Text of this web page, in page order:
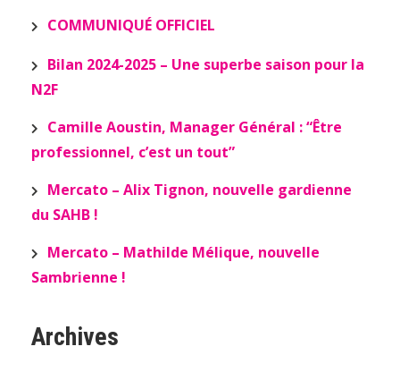
COMMUNIQUÉ OFFICIEL
Bilan 2024-2025 – Une superbe saison pour la
N2F
Camille Aoustin, Manager Général : “Être
professionnel, c’est un tout”
Mercato – Alix Tignon, nouvelle gardienne
du SAHB !
Mercato – Mathilde Mélique, nouvelle
Sambrienne !
Archives